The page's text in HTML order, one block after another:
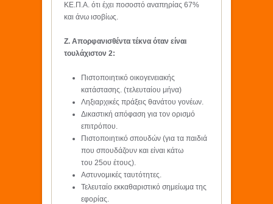
ΚΕ.Π.Α. ότι έχει ποσοστό αναπηρίας 67%
και άνω ισοβίως.
Ζ. Απορφανισθέντα τέκνα όταν είναι
τουλάχιστον 2:
Πιστοποιητικό οικογενειακής
κατάστασης. (τελευταίου μήνα)
Ληξιαρχικές πράξεις θανάτου γονέων.
Δικαστική απόφαση για τον ορισμό
επιτρόπου.
Πιστοποιητικό σπουδών (για τα παιδιά
που σπουδάζουν και είναι κάτω
του 25ου έτους).
Αστυνομικές ταυτότητες.
Τελευταίο εκκαθαριστικό σημείωμα της
εφορίας.